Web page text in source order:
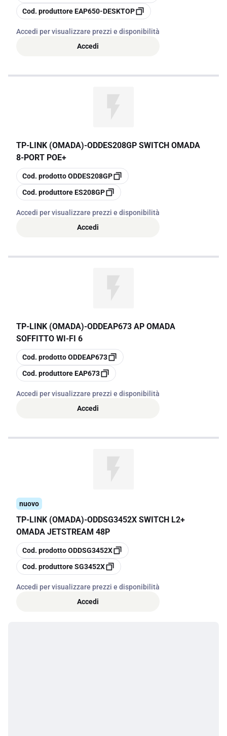
copia
Cod. produttoreEAP650-DESKTOP
Accedi per visualizzare prezzi e disponibilità
Accedi
TP-LINK (OMADA)-ODDES208GP SWITCH OMADA
8-PORT POE+
copia
Cod. prodottoODDES208GP
copia
Cod. produttoreES208GP
Accedi per visualizzare prezzi e disponibilità
Accedi
TP-LINK (OMADA)-ODDEAP673 AP OMADA
SOFFITTO WI-FI 6
copia
Cod. prodottoODDEAP673
copia
Cod. produttoreEAP673
Accedi per visualizzare prezzi e disponibilità
Accedi
nuovo
TP-LINK (OMADA)-ODDSG3452X SWITCH L2+
OMADA JETSTREAM 48P
copia
Cod. prodottoODDSG3452X
copia
Cod. produttoreSG3452X
Accedi per visualizzare prezzi e disponibilità
Accedi